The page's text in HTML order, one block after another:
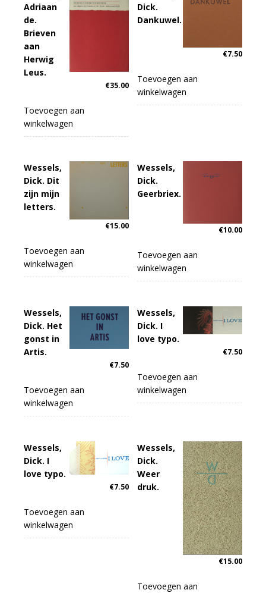
Adriaan
de.
Brieven
aan
Herwig
Leus.
€35.00
Toevoegen aan
winkelwagen
Dick.
Dankuwel.
€7.50
Toevoegen aan
winkelwagen
Wessels,
Dick. Dit
zijn mijn
letters.
€15.00
Toevoegen aan
winkelwagen
Wessels,
Dick.
Geerbriex.
€10.00
Toevoegen aan
winkelwagen
Wessels,
Dick. Het
gonst in
Artis.
€7.50
Toevoegen aan
winkelwagen
Wessels,
Dick. I
love typo.
€7.50
Toevoegen aan
winkelwagen
Wessels,
Dick. I
love typo.
€7.50
Toevoegen aan
winkelwagen
Wessels,
Dick.
Weer
druk.
€15.00
Toevoegen aan